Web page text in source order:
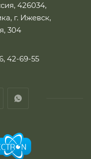
426034,
г. Ижевск,
304
42-69-55